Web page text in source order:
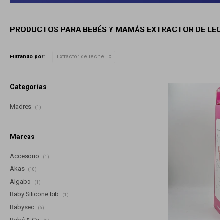
PRODUCTOS PARA BEBÉS Y MAMÁS EXTRACTOR DE
Filtrando por: Extractor de leche
Categorías
Madres (1)
Marcas
Accesorio (1)
Akas (10)
Algabo (1)
Baby Silicone bib (1)
Babysec (6)